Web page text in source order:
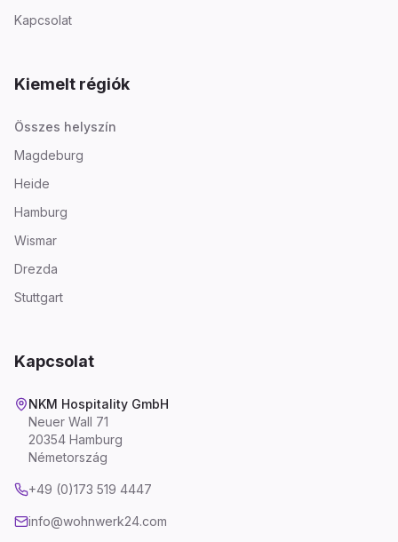
Kapcsolat
Kiemelt régiók
Összes helyszín
Magdeburg
Heide
Hamburg
Wismar
Drezda
Stuttgart
Kapcsolat
NKM Hospitality GmbH
Neuer Wall 71
20354 Hamburg
Németország
+49 (0)173 519 4447
info@wohnwerk24.com